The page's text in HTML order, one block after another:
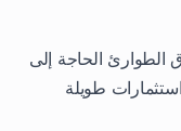
الطوارئ الحاجة إلى
طويلة